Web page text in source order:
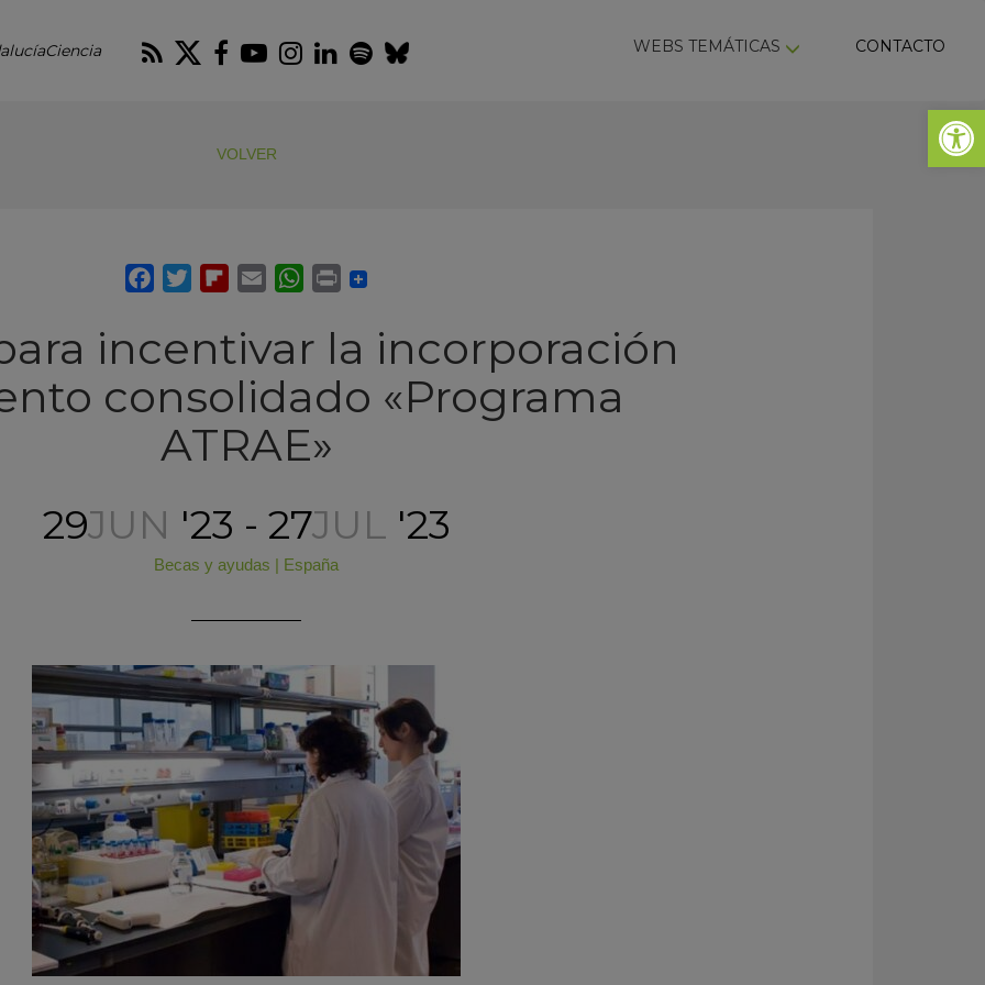
Abrir
RSS Twitter
Facebook
Youtube
Instagram
LinkedIn
Spotify
Bluesky WEBS TEMÁTICAS CONTACTO
VOLVER
incentivar la incorporación
consolidado «Programa
ATRAE»
29JUN '23 - 27JUL '23
Becas y ayudas | España